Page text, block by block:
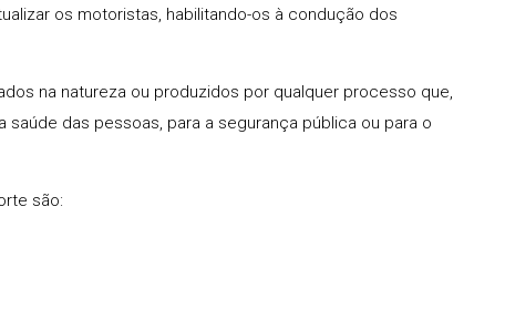
os motoristas, habilitando-os à condução dos
na natureza ou produzidos por qualquer processo que,
das pessoas, para a segurança pública ou para o
são: